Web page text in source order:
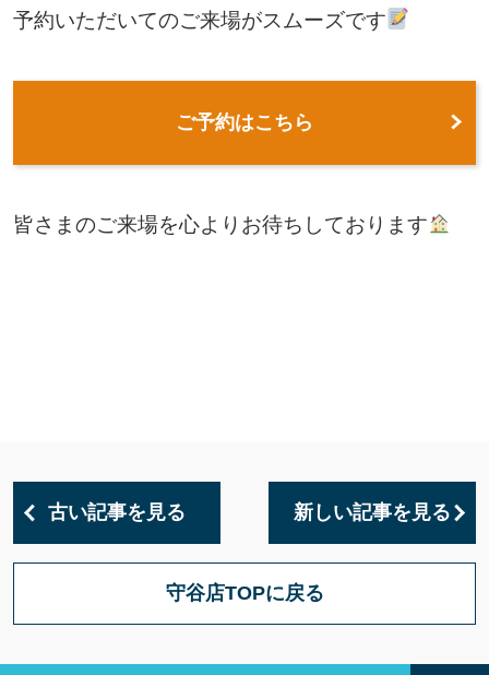
予約いただいてのご来場がスムーズです
ご予約はこちら
皆さまのご来場を心よりお待ちしております
古い記事を見る 新しい記事を見る
守谷店TOPに戻る